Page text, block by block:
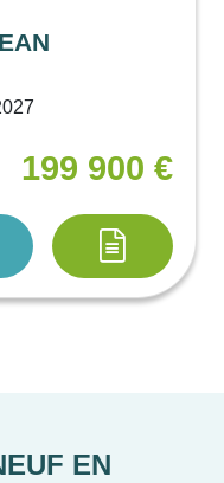
199 900 €
EN